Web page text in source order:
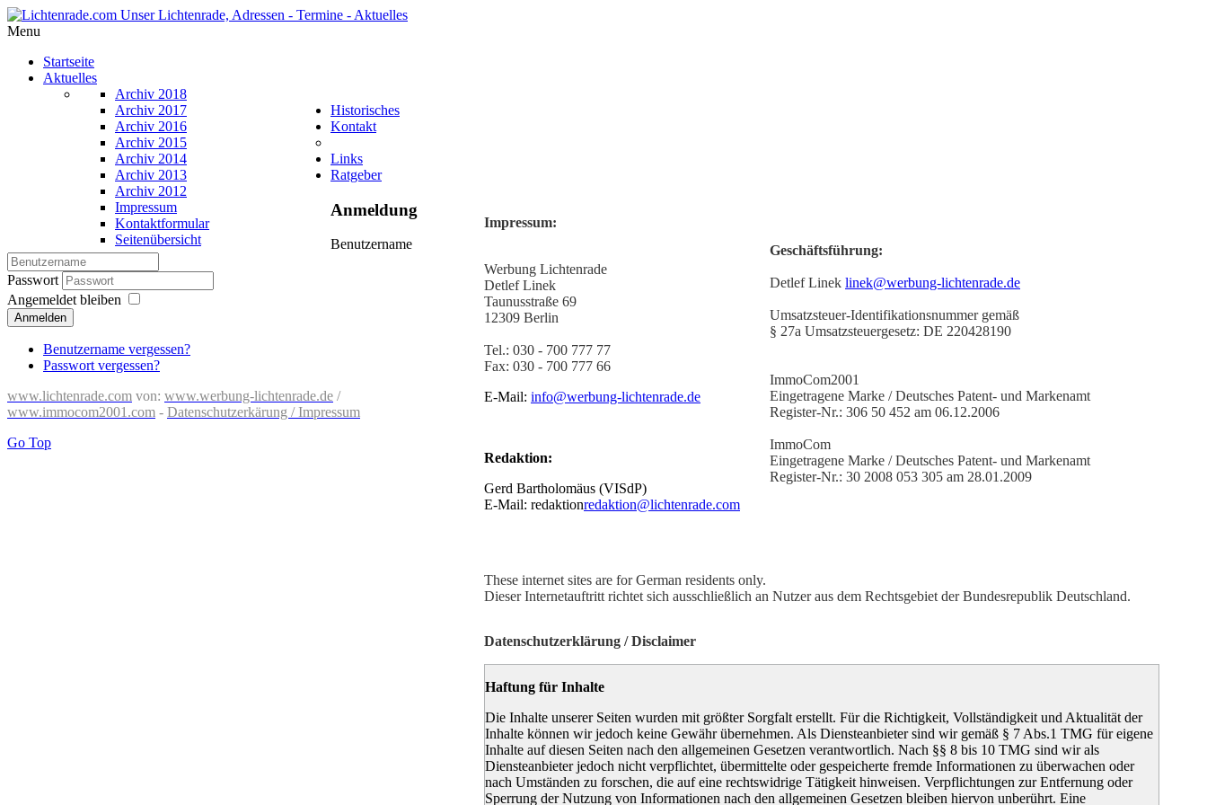
Menu
Startseite
Aktuelles
Archiv 2018
Archiv 2017
Archiv 2016
Archiv 2015
Archiv 2014
Archiv 2013
Archiv 2012
Historisches
Kontakt
Impressum
Kontaktformular
Seitenübersicht
Links
Ratgeber
Impressum:
Werbung Lichtenrade
Detlef Linek
Taunusstraße 69
12309 Berlin
Tel.: 030 - 700 777 77
Fax: 030 - 700 777 66
E-Mail: info@werbung-lichtenrade.de
Redaktion:
Gerd Bartholomäus (VISdP)
E-Mail: redaktionredaktion@lichtenrade.com
Geschäftsführung:
Detlef Linek linek@werbung-lichtenrade.de
Umsatzsteuer-Identifikationsnummer gemäß
§ 27a Umsatzsteuergesetz: DE 220428190
ImmoCom2001
Eingetragene Marke / Deutsches Patent- und Markenamt
Register-Nr.: 306 50 452 am 06.12.2006
ImmoCom
Eingetragene Marke / Deutsches Patent- und Markenamt
Register-Nr.: 30 2008 053 305 am 28.01.2009
These internet sites are for German residents only.
Dieser Internetauftritt richtet sich ausschließlich an Nutzer aus dem Rechtsgebiet der Bundesrepublik Deutschland.
Datenschutzerklärung / Disclaimer
Haftung für Inhalte
Die Inhalte unserer Seiten wurden mit größter Sorgfalt erstellt. Für die Richtigkeit, Vollständigkeit und Aktualität der
Inhalte können wir jedoch keine Gewähr übernehmen. Als Diensteanbieter sind wir gemäß § 7 Abs.1 TMG für eigene
Inhalte auf diesen Seiten nach den allgemeinen Gesetzen verantwortlich. Nach §§ 8 bis 10 TMG sind wir als
Diensteanbieter jedoch nicht verpflichtet, übermittelte oder gespeicherte fremde Informationen zu überwachen oder
nach Umständen zu forschen, die auf eine rechtswidrige Tätigkeit hinweisen. Verpflichtungen zur Entfernung oder
Sperrung der Nutzung von Informationen nach den allgemeinen Gesetzen bleiben hiervon unberührt. Eine
Anmeldung
Benutzername
Passwort
Angemeldet bleiben
Anmelden
Benutzername vergessen?
Passwort vergessen?
www.lichtenrade.com von: www.werbung-lichtenrade.de /
www.immocom2001.com - Datenschutzerkärung / Impressum
Go Top